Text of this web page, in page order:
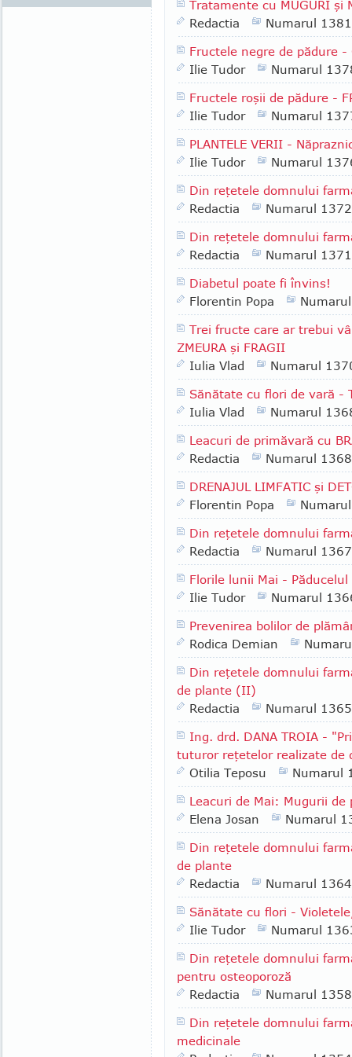
Tratamente cu MUGURI şi
Redactia
Numarul 1381
Fructele negre de pădure -
Ilie Tudor
Numarul
Fructele roşii de pădure -
Ilie Tudor
Numarul
PLANTELE VERII -
Ilie Tudor
Numarul
Din reţetele domnului
Redactia
Numarul 1372
Din reţetele domnului
Redactia
Numarul 1371
Diabetul poate fi învins!
Florentin Popa
Trei fructe care ar trebui
ZMEURA şi FRAGII
Iulia Vlad
Numarul
Sănătate cu flori de vară -
Iulia Vlad
Numarul
Leacuri de primăvară cu
Redactia
Numarul 1368
DRENAJUL LIMFATIC şi
Florentin Popa
Din reţetele domnului
Redactia
Numarul 1367
Florile lunii Mai - Păducelul
Ilie Tudor
Numarul
Prevenirea bolilor de
Rodica Demian
Din reţetele domnului
de plante (II)
Redactia
Numarul 1365
Ing. drd. DANA TROIA -
tuturor reţetelor realizate de
Otilia Teposu
Numarul
Leacuri de Mai: Mugurii de
Elena Josan
Numarul
Din reţetele domnului
de plante
Redactia
Numarul 1364
Sănătate cu flori -
Ilie Tudor
Numarul
Din reţetele domnului
pentru osteoporoză
Redactia
Numarul 1358
Din reţetele domnului
medicinale